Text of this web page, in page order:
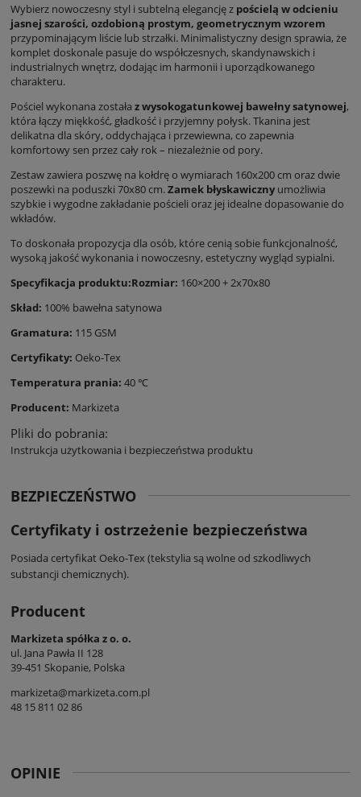
Wybierz nowoczesny styl i subtelną elegancję z pościelą w odcieniu
jasnej szarości, ozdobioną prostym, geometrycznym wzorem
przypominającym liście lub strzałki. Minimalistyczny design sprawia, że
komplet doskonale pasuje do współczesnych, skandynawskich i
industrialnych wnętrz, dodając im harmonii i uporządkowanego
charakteru.
Pościel wykonana została z wysokogatunkowej bawełny satynowej,
która łączy miękkość, gładkość i przyjemny połysk. Tkanina jest
delikatna dla skóry, oddychająca i przewiewna, co zapewnia
komfortowy sen przez cały rok – niezależnie od pory.
Zestaw zawiera poszwę na kołdrę o wymiarach 160x200 cm oraz dwie
poszewki na poduszki 70x80 cm. Zamek błyskawiczny umożliwia
szybkie i wygodne zakładanie pościeli oraz jej idealne dopasowanie do
wkładów.
To doskonała propozycja dla osób, które cenią sobie funkcjonalność,
wysoką jakość wykonania i nowoczesny, estetyczny wygląd sypialni.
Specyfikacja produktu:Rozmiar: 160×200 + 2x70x80
Skład: 100% bawełna satynowa
Gramatura: 115 GSM
Certyfikaty: Oeko-Tex
Temperatura prania: 40 ℃
Producent: Markizeta
Pliki do pobrania:
Instrukcja użytkowania i bezpieczeństwa produktu
BEZPIECZEŃSTWO
Certyfikaty i ostrzeżenie bezpieczeństwa
Posiada certyfikat Oeko-Tex (tekstylia są wolne od szkodliwych
substancji chemicznych).
Producent
Markizeta spółka z o. o.
ul. Jana Pawła II 128
39-451 Skopanie, Polska
markizeta@markizeta.com.pl
48 15 811 02 86
OPINIE